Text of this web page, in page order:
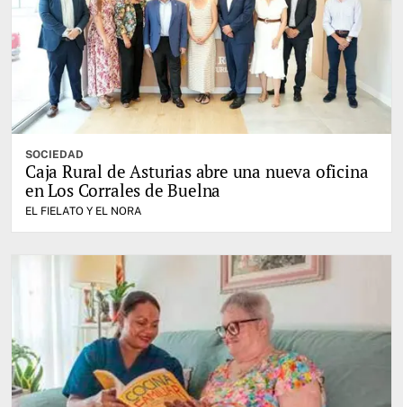
SOCIEDAD
Caja Rural de Asturias abre una nueva oficina
en Los Corrales de Buelna
EL FIELATO Y EL NORA